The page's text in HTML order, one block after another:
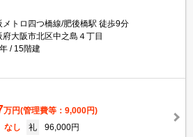
メトロ四つ橋線/肥後橋駅 徒歩9分
府大阪市北区中之島４丁目
15階建
万円(管理費等：9,000円)
なし 礼
96,000円